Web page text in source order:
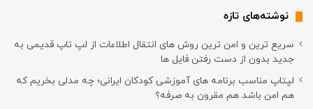
نوشته‌های تازه
سریع ترین و امن ترین روش های انتقال اطلاعات از لپ تاپ قدیمی به
جدید بدون از دست رفتن فایل ها
لپتاپ مناسب برنامه های آموزشی کودکان ایرانی؛ چه مدلی بخریم که
هم امن باشد هم مقرون به صرفه؟